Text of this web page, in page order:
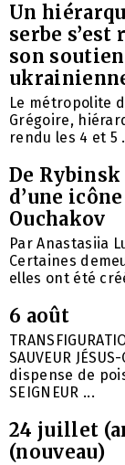
Un
serbe
son
Le métropolite
Grégoire,
rendu les 4 et 5
De Rybinsk
d’une
Ouchakov
Par Anastasiia
Certaines
elles ont été
6 août
SAUVEUR
dispense de
SEIGNEUR ...
24 juillet
(nouveau)